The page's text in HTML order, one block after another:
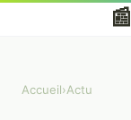
📰
Accueil›Actu